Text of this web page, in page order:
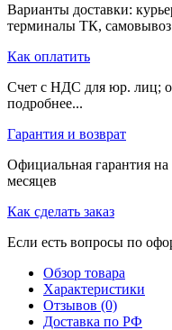
Варианты доставки:
терминалы ТК, самовывоз
Как оплатить
Счет с НДС для юр. лиц;
подробнее...
Гарантия и возврат
Официальная гарантия на
месяцев
Как сделать заказ
Если есть вопросы по
Обзор товара
Характеристики
Отзывов (0)
Доставка по РФ